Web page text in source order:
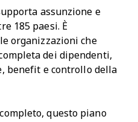
assunzione e
185 paesi. È
organizzazioni che
dei dipendenti,
benefit e controllo della
questo piano